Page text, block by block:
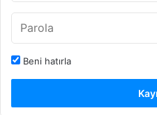
Beni hatırla